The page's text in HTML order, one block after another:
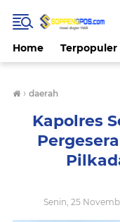
Home Terpopuler
› daerah
Kapolres
Senin, 25